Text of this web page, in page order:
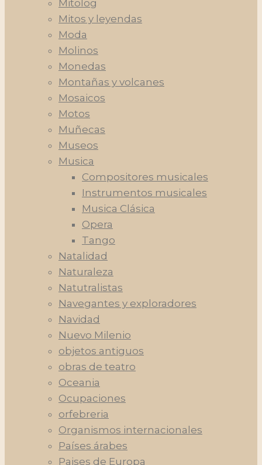
Mitolog
Mitos y leyendas
Moda
Molinos
Monedas
Montañas y volcanes
Mosaicos
Motos
Muñecas
Museos
Musica
Compositores musicales
Instrumentos musicales
Musica Clásica
Opera
Tango
Natalidad
Naturaleza
Natutralistas
Navegantes y exploradores
Navidad
Nuevo Milenio
objetos antiguos
obras de teatro
Oceania
Ocupaciones
orfebreria
Organismos internacionales
Países árabes
Paises de Europa